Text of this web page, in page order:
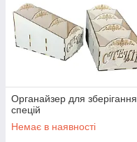
Органайзер для зберігання
спецій
Немає в наявності